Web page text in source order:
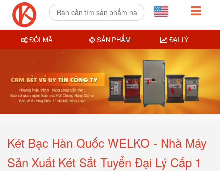
Két Bạc Hàn Quốc WELKO - Nhà Máy
Sản Xuất Két Sắt Tuyển Đại Lý Cấp 1
ĐỔI MÃ SẢN PHẨM ĐẠI LÝ